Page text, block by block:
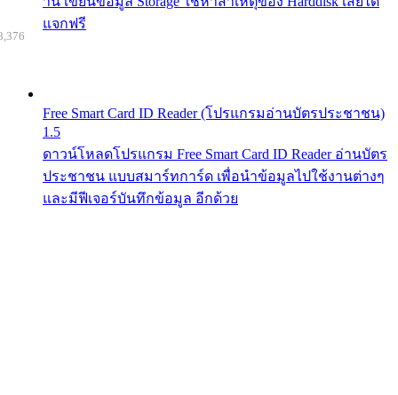
แจกฟรี
Free Smart Card ID Reader (โปรแกรมอ่านบัตรประชาชน)
1.5
ดาวน์โหลดโปรแกรม Free Smart Card ID Reader อ่านบัตร
ประชาชน แบบสมาร์ทการ์ด เพื่อนำข้อมูลไปใช้งานต่างๆ
และมีฟีเจอร์บันทึกข้อมูล อีกด้วย